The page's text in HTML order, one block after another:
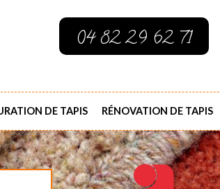
04 82 29 62 71
DE TAPIS RÉNOVATION DE TAPIS